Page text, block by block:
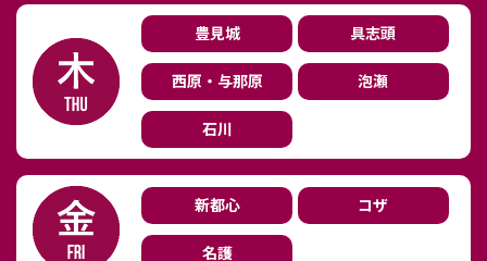
豊見城 具志頭
西原・与那原 泡瀬
石川
新都心 コザ
名護